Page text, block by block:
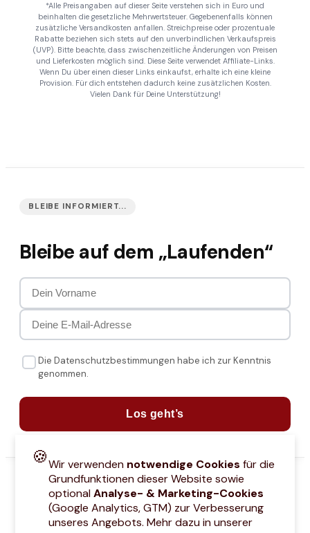
*Alle Preisangaben auf dieser Seite verstehen sich in Euro und
beinhalten die gesetzliche Mehrwertsteuer. Gegebenenfalls können
zusätzliche Versandkosten anfallen. Streichpreise oder prozentuale
Rabatte beziehen sich stets auf den unverbindlichen Verkaufspreis
(UVP). Bitte beachte, dass zwischenzeitliche Änderungen von Preisen
und Lieferkosten möglich sind. Diese Seite verwendet Affiliate-Links.
Wenn Du über einen dieser Links einkaufst, erhalte ich eine kleine
Provision. Für dich entstehen dadurch keine zusätzlichen Kosten.
Vielen Dank für Deine Unterstützung!
BLEIBE INFORMIERT...
Bleibe auf dem „Laufenden“
Die Datenschutzbestimmungen habe ich zur Kenntnis
genommen.
Los geht’s
🍪Wir verwenden notwendige Cookies für die
Grundfunktionen dieser Website sowie
optionalAnalyse- & Marketing-Cookies
(Google Analytics, GTM) zur Verbesserung
unseres Angebots. Mehr dazu in unserer